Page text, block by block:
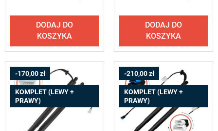
DODAJ DO
KOSZYKA
DODAJ DO
KOSZYKA
-170,00 zł
KOMPLET (LEWY +
PRAWY)
-210,00 zł
KOMPLET (LEWY +
PRAWY)